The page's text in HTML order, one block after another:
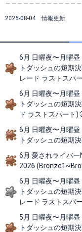
2026-08-04 情報更新
6月 日曜夜〜月曜
トダッシュの短期
レード ラストスパ
6月 日曜夜〜月曜
トダッシュの短期
ド ラストスパート)
6月 日曜夜〜月曜
トダッシュの短期
6月 愛されライバ
2026
6月 日曜夜〜月曜
トダッシュの短期
レード ラストスパ
5月 日曜夜〜月曜
トダッシュの短期